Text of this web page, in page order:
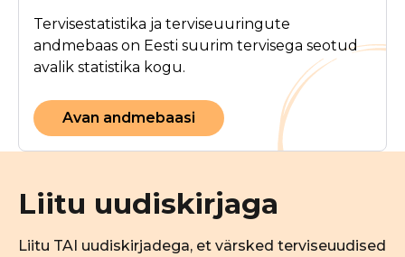
Tervisestatistika ja terviseuuringute
andmebaas on Eesti suurim tervisega seotud
avalik statistika kogu.
Avan andmebaasi
Liitu uudiskirjaga
Liitu TAI uudiskirjadega, et värsked terviseuudised